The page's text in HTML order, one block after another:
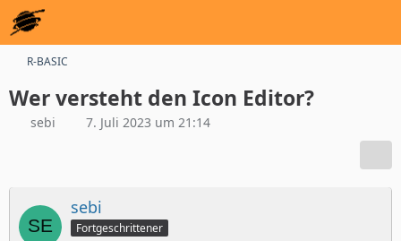
R-BASIC
Wer versteht den Icon Editor?
sebi 7. Juli 2023 um 21:14
sebi
Fortgeschrittener